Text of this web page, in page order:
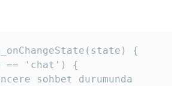
{
== 'chat') {
sohbet durumunda